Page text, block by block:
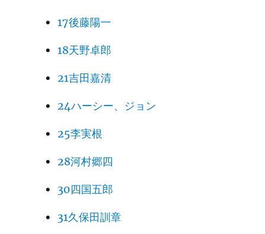
17後藤陽一
18天野卓郎
21吉田嘉清
24ハーシー、ジョン
25李実根
28河村郷四
30四国五郎
31久保田訓章